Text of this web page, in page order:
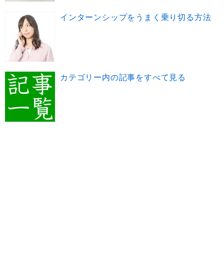
インターンシップをうまく乗り切る方法
カテゴリー内の記事をすべて見る